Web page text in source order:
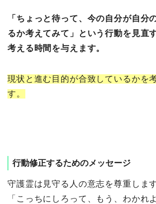
「ちょっと待って、今の自分が自分
るか考えてみて」という行動を見直
考える時間を与えます。
現状と進む目的が合致しているかを
す。
行動修正するためのメッセージ
守護霊は見守る人の意志を尊重します
「こっちにしろって、もう、わかれ